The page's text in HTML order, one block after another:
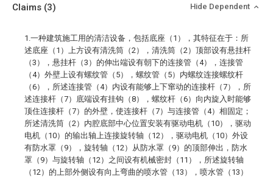
Claims (3) Hide Dependent
1.一种建筑施工用的清洁设备，包括底座（1），其特征在于：所
述底座（1）上方设有清洗筒（2），清洗筒（2）顶部设有悬挂杆
（3），悬挂杆（3）的伸出端设有朝下的连接管（4），连接管
（4）外壁上设有螺纹管（5），螺纹管（5）内螺纹连接螺纹杆
（6），所述连接管（4）内设有能够上下窜动的连接杆（7），所
述连接杆（7）底端设有挂钩（8），螺纹杆（6）向内旋入时能够
顶住连接杆（7）的外壁，使连接杆（7）与连接管（4）相固定；
所述清洗筒（2）内腔底部中心位置安装有驱动电机（10），驱动
电机（10）的输出轴上连接旋转轴（12），驱动电机（10）外设
有防水罩（9），旋转轴（12）从防水罩（9）的顶部伸出，防水
罩（9）与旋转轴（12）之间设有机械密封（11），所述旋转轴
（12）的上部外侧设有向上弯曲的喷水管（13），喷水管（13）